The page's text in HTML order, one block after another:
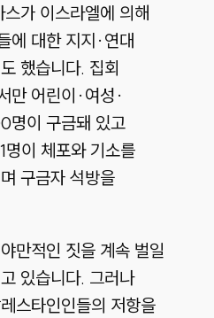
가 이스라엘에 의해
에 대한 지지·연대
했습니다. 집회
만 어린이·여성·
명이 구금돼 있고
이 체포와 기소를
구금자 석방을
만적인 짓을 계속 벌일
있습니다. 그러나
스타인인들의 저항을